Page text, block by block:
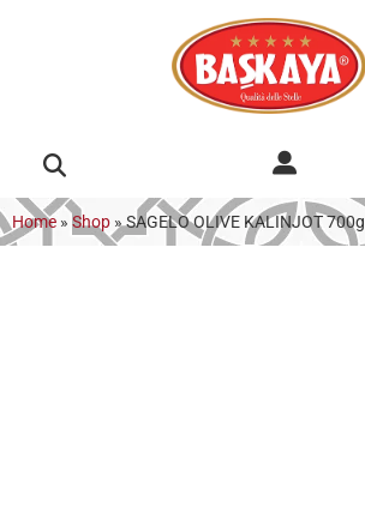
Home » Shop »SAGELO OLIVE KALINJOT 700g